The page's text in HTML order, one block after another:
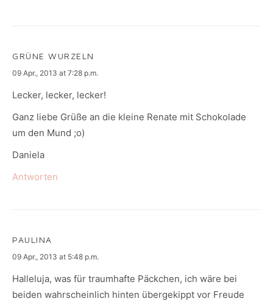
GRÜNE WURZELN
says:
09 Apr., 2013 at 7:28 p.m.
Lecker, lecker, lecker!
Ganz liebe Grüße an die kleine Renate mit Schokolade
um den Mund ;o)
Daniela
Antworten
PAULINA
says:
09 Apr., 2013 at 5:48 p.m.
Halleluja, was für traumhafte Päckchen, ich wäre bei
beiden wahrscheinlich hinten übergekippt vor Freude